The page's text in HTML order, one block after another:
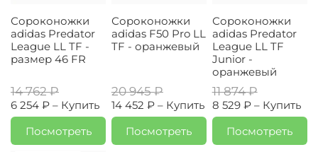
Сороконожки
adidas Predator
League LL TF -
размер 46 FR
14 762 ₽
6 254 ₽ – Купить
Посмотреть
Сороконожки
adidas F50 Pro LL
TF - оранжевый
20 945 ₽
14 452 ₽ – Купить
Посмотреть
Сороконожки
adidas Predator
League LL TF
Junior -
оранжевый
11 874 ₽
8 529 ₽ – Купить
Посмотреть